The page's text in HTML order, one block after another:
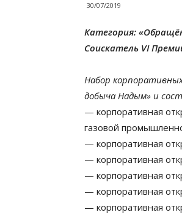
30/07/2019
Категория:
Соискатель VI
Набор
добыча Надым» и
— корпоративная
газовой
— корпоративная
— корпоративная
— корпоративная
— корпоративная
— корпоративная